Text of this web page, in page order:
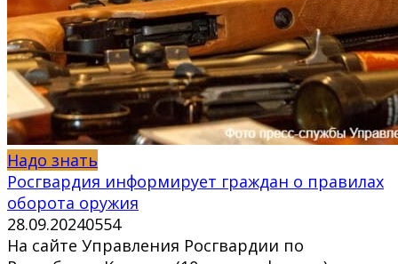
Надо знать
Росгвардия информирует граждан о правилах
оборота оружия
28.09.20240554
На сайте Управления Росгвардии по